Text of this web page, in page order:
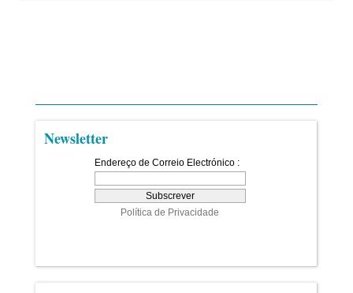
Newsletter